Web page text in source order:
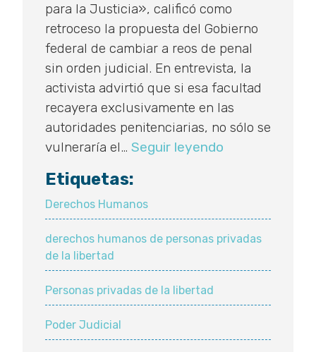
para la Justicia», calificó como
retroceso la propuesta del Gobierno
federal de cambiar a reos de penal
sin orden judicial. En entrevista, la
activista advirtió que si esa facultad
recayera exclusivamente en las
autoridades penitenciarias, no sólo se
vulneraría el… Seguir leyendo
reos
Etiquetas:
Derechos Humanos
derechos humanos de personas privadas
de la libertad
Personas privadas de la libertad
Poder Judicial